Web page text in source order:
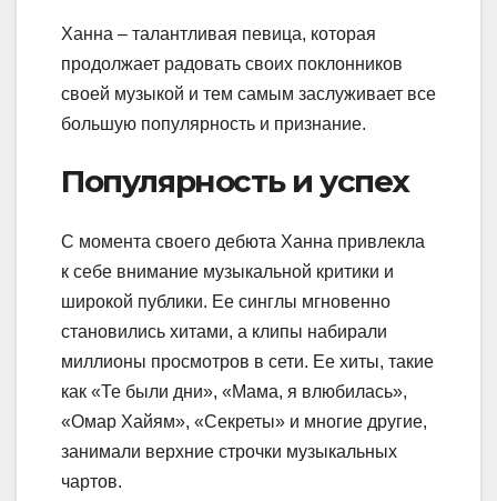
Ханна – талантливая певица, которая
продолжает радовать своих поклонников
своей музыкой и тем самым заслуживает все
большую популярность и признание.
Популярность и успех
С момента своего дебюта Ханна привлекла
к себе внимание музыкальной критики и
широкой публики. Ее синглы мгновенно
становились хитами, а клипы набирали
миллионы просмотров в сети. Ее хиты, такие
как «Те были дни», «Мама, я влюбилась»,
«Омар Хайям», «Секреты» и многие другие,
занимали верхние строчки музыкальных
чартов.